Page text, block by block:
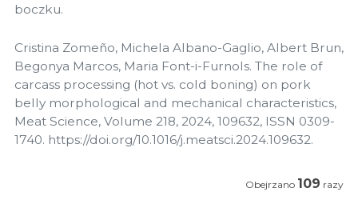
boczku.
Cristina Zomeño, Michela Albano-Gaglio, Albert Brun,
Begonya Marcos, Maria Font-i-Furnols. The role of
carcass processing (hot vs. cold boning) on pork
belly morphological and mechanical characteristics,
Meat Science, Volume 218, 2024, 109632, ISSN 0309-
1740. https://doi.org/10.1016/j.meatsci.2024.109632.
Obejrzano 109 razy